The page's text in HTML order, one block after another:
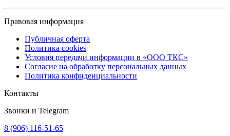
Правовая информация
Публичная оферта
Политика cookies
Условия передачи информации в «ООО ТКС»
Согласие на обработку персональных данных
Политика конфиденциальности
Контакты
Звонки и Telegram
8 (906) 116-51-65